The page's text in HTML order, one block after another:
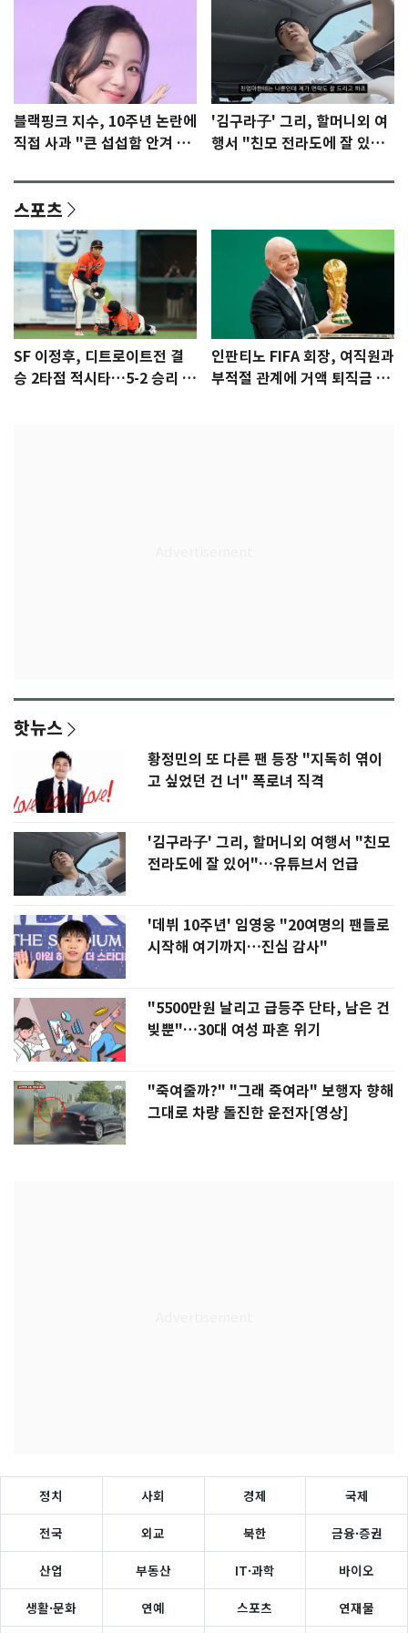
블랙핑크 지수, 10주년 논란에
직접 사과 "큰 섭섭함 안겨 미
'김구라子' 그리, 할머니외 여
행서 "친모 전라도에 잘 있
스포츠
SF 이정후, 디트로이트전 결
승 2타점 적시타…5-2 승리 견
인판티노 FIFA 회장, 여직원과
부적절 관계에 거액 퇴직금 지
핫뉴스
황정민의 또 다른 팬 등장 "지독히 엮이
고 싶었던 건 너" 폭로녀 직격
'김구라子' 그리, 할머니외 여행서 "친모
전라도에 잘 있어"…유튜브서 언급
'데뷔 10주년' 임영웅 "20여명의 팬들로
시작해 여기까지…진심 감사"
"5500만원 날리고 급등주 단타, 남은 건
빚뿐"…30대 여성 파혼 위기
"죽여줄까?" "그래 죽여라" 보행자 향해
그대로 차량 돌진한 운전자[영상]
정치 사회 경제 국제
전국 외교 북한 금융·증권
산업 부동산 IT·과학 바이오
생활·문화 연예 스포츠 연재물